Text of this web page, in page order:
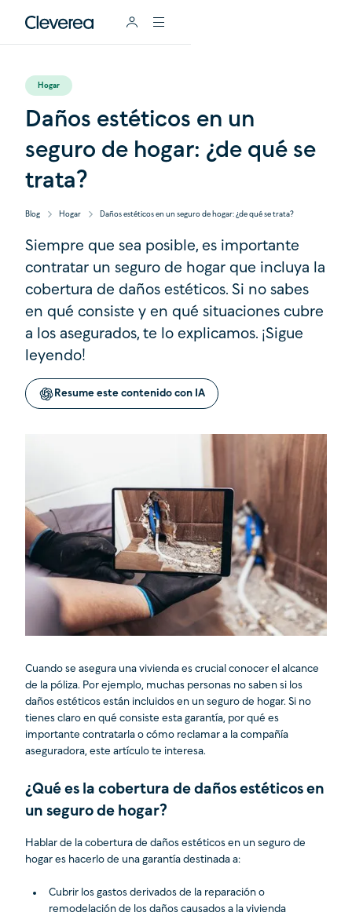
Hogar
Daños estéticos en un
seguro de hogar: ¿de qué se
trata?
Blog Hogar Daños estéticos en un seguro de hogar: ¿de qué se trata?
Siempre que sea posible, es importante
contratar un seguro de hogar que incluya la
cobertura de daños estéticos. Si no sabes
en qué consiste y en qué situaciones cubre
a los asegurados, te lo explicamos. ¡Sigue
leyendo!
Resume este contenido con IA
Cuando se asegura una vivienda es crucial conocer el alcance
de la póliza. Por ejemplo, muchas personas no saben si los
daños estéticos están incluidos en un seguro de hogar. Si no
tienes claro en qué consiste esta garantía, por qué es
importante contratarla o cómo reclamar a la compañía
aseguradora, este artículo te interesa.
¿Qué es la cobertura de daños estéticos en
un seguro de hogar?
Hablar de la cobertura de daños estéticos en un seguro de
hogar es hacerlo de una garantía destinada a:
Cubrir los gastos derivados de la reparación o
remodelación de los daños causados a la vivienda